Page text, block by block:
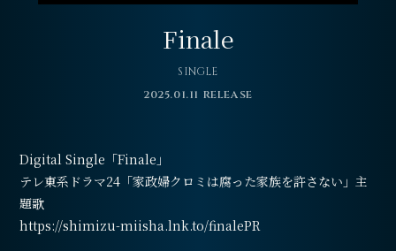
Finale
SINGLE
2025.01.11 RELEASE
Digital Single「Finale」
テレ東系ドラマ24「家政婦クロミは腐った家族を許さない」主
題歌
https://shimizu-miisha.lnk.to/finalePR